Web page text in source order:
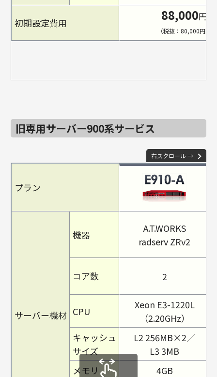
初期設定費用 88,000円
（税抜：80,000円）
旧専用サーバー900系サービス
右スクロール →
プラン
サーバー機材
機器
A.T.WORKS
radserv ZRv2
コア数 2
CPU
Xeon E3-1220L
（2.20GHz）
キャッシュ
サイズ
L2 256MB×2／
L3 3MB
メモリ
4GB